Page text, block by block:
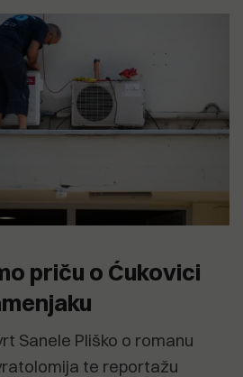
priču o Ćukovici
Sanele Pliško o romanu
te reportažu